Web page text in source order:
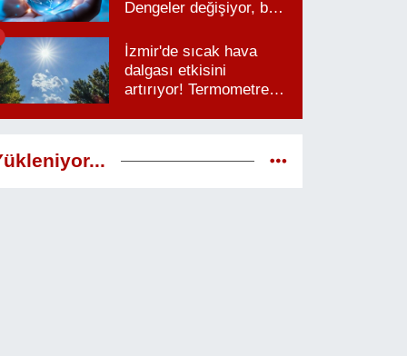
Dengeler değişiyor, bu
İzmir'de sıcak hava
dalgası etkisini
artırıyor! Termometreler